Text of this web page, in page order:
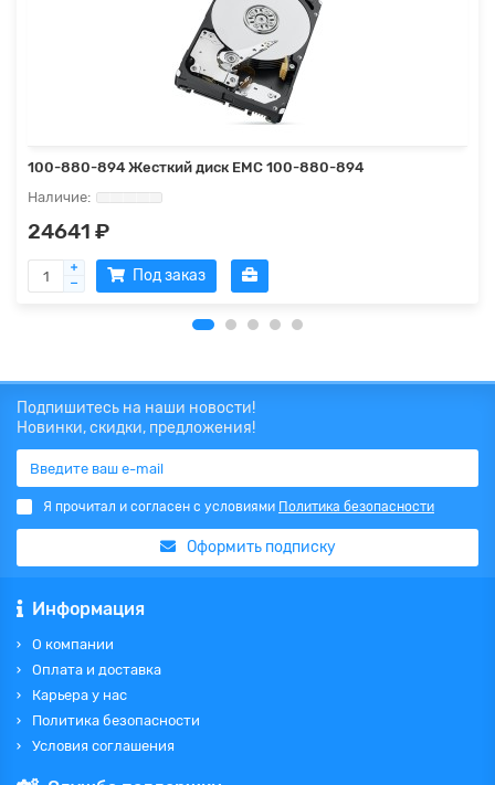
100-880-894 Жесткий диск EMC 100-880-894
24641 ₽
Под заказ
Подпишитесь на наши новости!
Новинки, скидки, предложения!
Я прочитал и согласен с условиями Политика безопасности
Оформить подписку
Информация
О компании
Оплата и доставка
Карьера у нас
Политика безопасности
Условия соглашения